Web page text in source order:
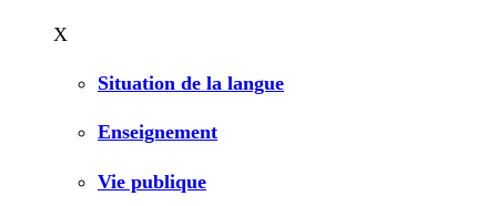
X
Situation de la langue
Enseignement
Vie publique